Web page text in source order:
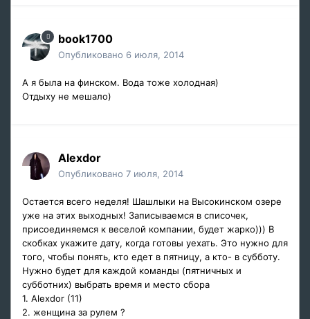
book1700
Опубликовано 6 июля, 2014
А я была на финском. Вода тоже холодная)
Отдыху не мешало)
Alexdor
Опубликовано 7 июля, 2014
Остается всего неделя! Шашлыки на Высокинском озере
уже на этих выходных! Записываемся в списочек,
присоединяемся к веселой компании, будет жарко))) В
скобках укажите дату, когда готовы уехать. Это нужно для
того, чтобы понять, кто едет в пятницу, а кто- в субботу.
Нужно будет для каждой команды (пятничных и
субботних) выбрать время и место сбора
1. Alexdor (11)
2. женщина за рулем ?